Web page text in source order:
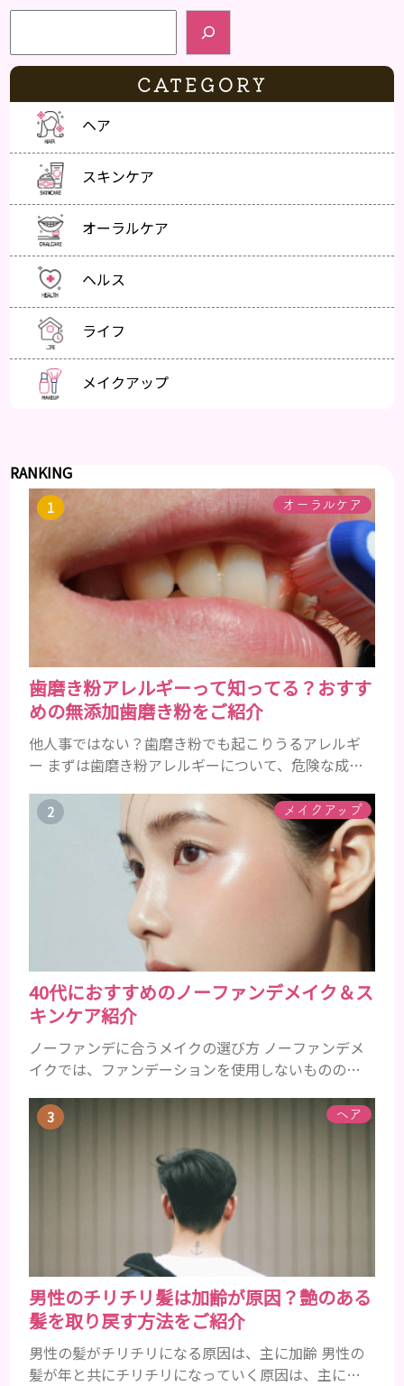
検索
CATEGORY
ヘア
スキンケア
オーラルケア
ヘルス
ライフ
メイクアップ
RANKING
オーラルケア
歯磨き粉アレルギーって知ってる？おすす
めの無添加歯磨き粉をご紹介
他人事ではない？歯磨き粉でも起こりうるアレルギ
ー まずは歯磨き粉アレルギーについて、危険な成分
まれるアレルギーを起こすおそれのある成分 まず、
普段お使いの歯磨き粉に含まれているどの成分にア
レルギーを引き起こすおそれがあるのかを説明しま
すね。 •フッ素･･･歯の表面のエナメルを守り強くし
たり、虫歯と防ぐ働きを持つ成分 •香味料 ･･･歯磨き
メイクアップ
40代におすすめのノーファンデメイク＆ス
キンケア紹介
ノーファンデに合うメイクの選び方 ノーファンデメ
イクでは、ファンデーションを使用しないものの、
ー力を補うことができます。 ファンデーションを使
用しないことでカバー力に不安が残るところです
が、良いものをきちんと選んで使用すれば、しっか
りとツヤ肌に仕上げてくれます。 40代女性のノーフ
ァンデメイクでは肌悩みが露出しやすいので、カバー
力が必須ですが、同時に...
ヘア
男性のチリチリ髪は加齢が原因？艶のある
髪を取り戻す方法をご紹介
男性の髪がチリチリになる原因は、主に加齢 男性の
髪が年と共にチリチリになっていく原因は、主に加